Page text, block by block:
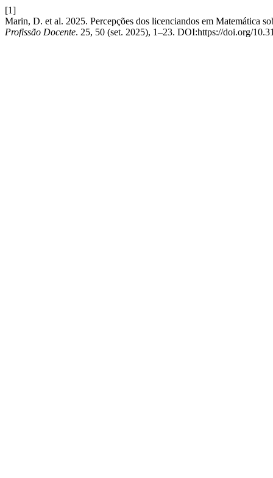
[1]
Marin, D. et al. 2025. Percepções dos licenciandos em Matemática
Profissão Docente. 25, 50 (set. 2025), 1–23. DOI:https://doi.org/